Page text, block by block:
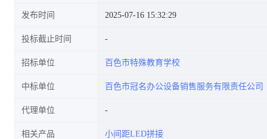
发布时间 2025-07-16 15:32:29
投标截止时间
招标单位 百色市特殊教育学校
中标单位 百色市冠名办公设备销售服务有限责任公司
代理单位
相关产品 小间距LED拼接